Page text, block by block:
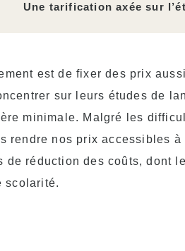
Une tarification axée sur
est de fixer des prix
sur leurs études de
minimale. Malgré les
rendre nos prix accessibles
réduction des coûts, dont
scolarité.